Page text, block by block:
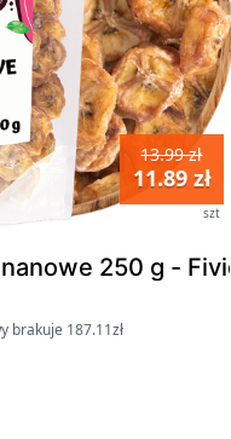
13.99 zł
11.89 zł
szt
250 g - Fivio
brakuje 187.11zł